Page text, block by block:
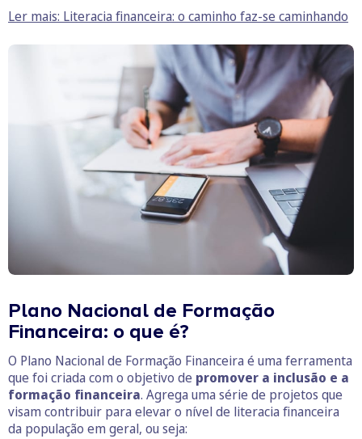
Ler mais: Literacia financeira: o caminho faz-se caminhando
Plano Nacional de Formação
Financeira: o que é?
O Plano Nacional de Formação Financeira é uma ferramenta
que foi criada com o objetivo de promover a inclusão e a
formação financeira. Agrega uma série de projetos que
visam contribuir para elevar o nível de literacia financeira
da população em geral, ou seja: